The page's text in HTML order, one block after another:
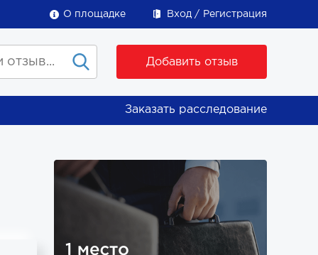
О площадке Вход Регистрация
Добавить отзыв
Заказать расследование